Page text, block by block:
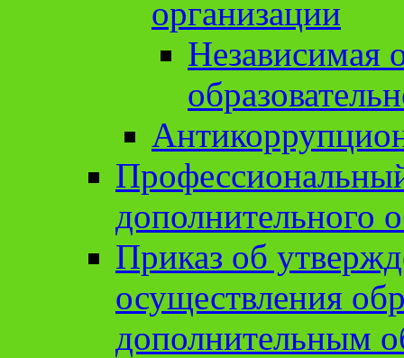
организации
Независимая
дополнительного
Приказ об
осуществления
дополнительным